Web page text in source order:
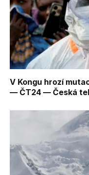
V Kongu hrozí
— ČT24 — Česká